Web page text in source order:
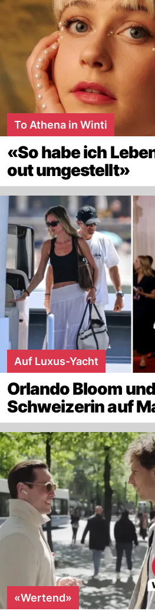
To Athena in Winti
«So habe ich
out umgestellt»
Auf Luxus-Yacht
Orlando Bloom
Schweizerin auf
«Wertend»